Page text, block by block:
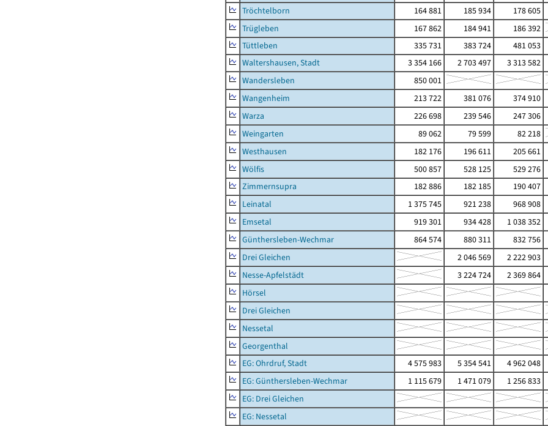
Tröchtelborn
164 881 185 934 178 605
Trügleben
167 862 184 941
186 392
Tüttleben
335 731 383 724 481 053
Waltershausen, Stadt
3 354 166 2 703 497 3 313 582
Wandersleben
850 001
Wangenheim
213 722 381 076 374 910
Warza
226 698 239 546 247 306
Weingarten
89 062 79 599
82 218
Westhausen
182 176 196 611 205 661
Wölfis
500 857 528 125 529 276
Zimmernsupra
182 886 182 185 190 407
Leinatal
1 375 745 921 238 968 908
Emsetal
919 301 934 428 1 038 352
Günthersleben-Wechmar
864 574 880 311 832 756
Drei Gleichen
2 046 569 2 222 903
Nesse-Apfelstädt
3 224 724 2 369 864
Hörsel
Drei Gleichen
Nessetal
Georgenthal
EG: Ohrdruf, Stadt
4 575 983 5 354 541 4 962 048
EG: Günthersleben-Wechmar
1 115 679 1 471 079 1 256 833
EG: Drei Gleichen
EG: Nessetal